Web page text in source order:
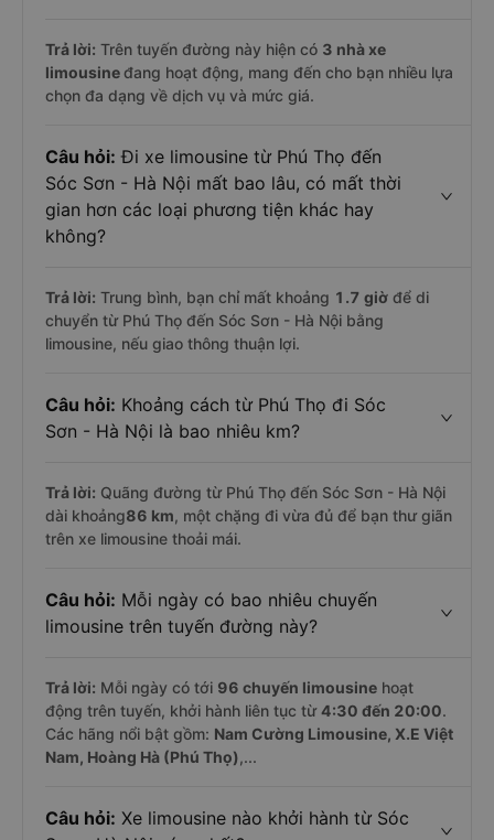
Trả lời: Trên tuyến đường này hiện có 3 nhà xe
limousineđang hoạt động, mang đến cho bạn nhiều lựa
chọn đa dạng về dịch vụ và mức giá.
Câu hỏi: Đi xe limousine từ Phú Thọ đến
Sóc Sơn - Hà Nội mất bao lâu, có mất thời
gian hơn các loại phương tiện khác hay
không?
Trả lời: Trung bình, bạn chỉ mất khoảng 1.7 giờ để di
chuyển từ Phú Thọ đến Sóc Sơn - Hà Nội bằng
limousine, nếu giao thông thuận lợi.
Câu hỏi: Khoảng cách từ Phú Thọ đi Sóc
Sơn - Hà Nội là bao nhiêu km?
Trả lời: Quãng đường từ Phú Thọ đến Sóc Sơn - Hà Nội
dài khoảng86 km, một chặng đi vừa đủ để bạn thư giãn
trên xe limousine thoải mái.
Câu hỏi: Mỗi ngày có bao nhiêu chuyến
limousine trên tuyến đường này?
Trả lời: Mỗi ngày có tới 96 chuyến limousine hoạt
động trên tuyến, khởi hành liên tục từ4:30 đến 20:00.
Các hãng nổi bật gồm: Nam Cường Limousine, X.E Việt
Nam, Hoàng Hà (Phú Thọ),...
Câu hỏi: Xe limousine nào khởi hành từ Sóc